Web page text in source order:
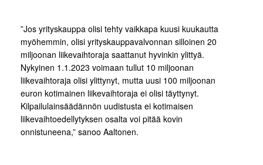
”Jos yrityskauppa olisi tehty vaikkapa kuusi kuukautta
myöhemmin, olisi yrityskauppavalvonnan silloinen 20
miljoonan liikevaihtoraja saattanut hyvinkin ylittyä.
Nykyinen 1.1.2023 voimaan tullut 10 miljoonan
liikevaihtoraja olisi ylittynyt, mutta uusi 100 miljoonan
euron kotimainen liikevaihtoraja ei olisi täyttynyt.
Kilpailulainsäädännön uudistusta ei kotimaisen
liikevaihtoedellytyksen osalta voi pitää kovin
onnistuneena,” sanoo Aaltonen.